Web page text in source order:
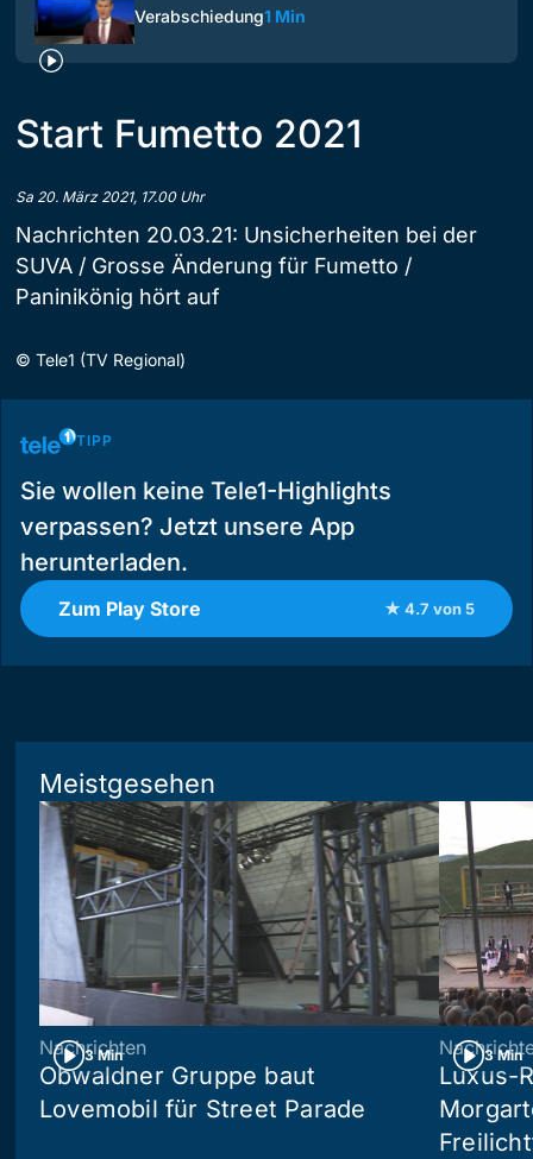
Verabschiedung1 Min
Start Fumetto 2021
Sa 20. März 2021, 17.00 Uhr
Nachrichten 20.03.21: Unsicherheiten bei der
SUVA / Grosse Änderung für Fumetto /
Paninikönig hört auf
© Tele1 (TV Regional)
TIPP
Sie wollen keine Tele1-Highlights
verpassen? Jetzt unsere App
herunterladen.
Zum Play Store ★ 4.7 von 5
Meistgesehen
3 Min
Nachrichten
Obwaldner Gruppe baut
Lovemobil für Street Parade
3 Min
Luxus-